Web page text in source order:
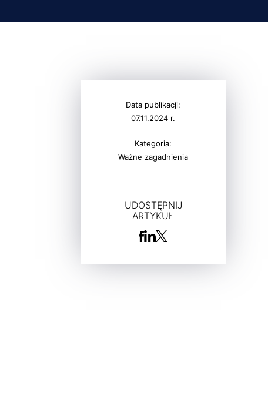
Data publikacji:
07.11.2024 r.
Kategoria:
Ważne zagadnienia
UDOSTĘPNIJ
ARTYKUŁ